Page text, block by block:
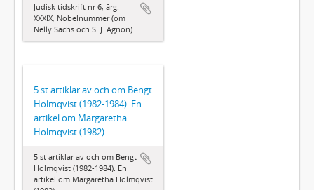
Judisk tidskrift nr 6, årg.
XXXIX, Nobelnummer (om
Nelly Sachs och S. J. Agnon).
5 st artiklar av och om Bengt
Holmqvist (1982-1984). En
artikel om Margaretha
Holmqvist (1982).
5 st artiklar av och om Bengt
Holmqvist (1982-1984). En
artikel om Margaretha Holmqvist